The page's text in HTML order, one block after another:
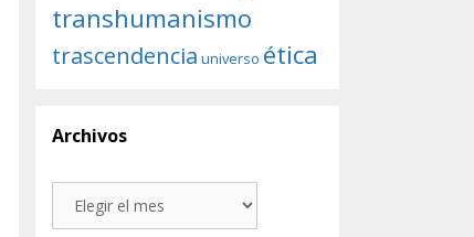
transhumanismo
trascendencia universo ética
Archivos